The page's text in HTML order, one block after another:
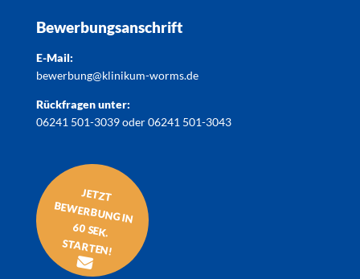
Bewerbungsanschrift
E-Mail:
bewerbung@klinikum-worms.de
Rückfragen unter:
06241 501-3039oder06241 501-3043
JETZT
BEW
ERBUNG IN
60 SEK.
STARTEN!